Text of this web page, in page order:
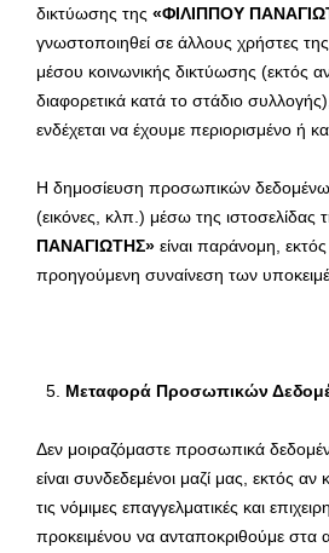
δικτύωσης της «ΦΙΛΙΠΠΟΥ
γνωστοποιηθεί σε άλλους χρήστες
μέσου κοινωνικής δικτύωσης (εκτός
διαφορετικά κατά το στάδιο
ενδέχεται να έχουμε περιορισμένο ή
Η δημοσίευση προσωπικών
(εικόνες, κλπ.) μέσω της ιστοσελίδας
ΠΑΝΑΓΙΩΤΗΣ» είναι παράνομη,
προηγούμενη συναίνεση των
Μεταφορά Προσωπικών
Δεν μοιραζόμαστε προσωπικά
είναι συνδεδεμένοι μαζί μας, εκτός αν
τις νόμιμες επαγγελματικές και
προκειμένου να ανταποκριθούμε στα